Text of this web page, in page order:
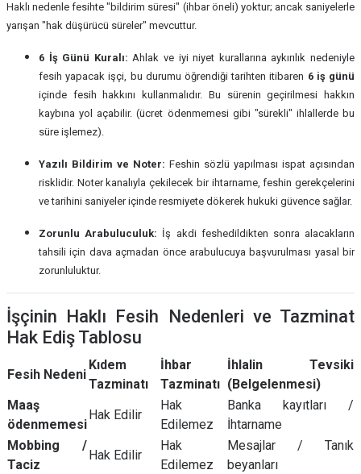
Haklı nedenle fesihte "bildirim süresi" (ihbar öneli) yoktur; ancak saniyelerle
yarışan "hak düşürücü süreler" mevcuttur.
6 İş Günü Kuralı: Ahlak ve iyi niyet kurallarına aykırılık nedeniyle
fesih yapacak işçi, bu durumu öğrendiği tarihten itibaren 6 iş günü
içinde fesih hakkını kullanmalıdır. Bu sürenin geçirilmesi hakkın
kaybına yol açabilir. (ücret ödenmemesi gibi "sürekli" ihlallerde bu
süre işlemez).
Yazılı Bildirim ve Noter: Feshin sözlü yapılması ispat açısından
risklidir. Noter kanalıyla çekilecek bir ihtarname, feshin gerekçelerini
ve tarihini saniyeler içinde resmiyete dökerek hukuki güvence sağlar.
Zorunlu Arabuluculuk: İş akdi feshedildikten sonra alacakların
tahsili için dava açmadan önce arabulucuya başvurulması yasal bir
zorunluluktur.
İşçinin Haklı Fesih Nedenleri ve Tazminat
Hak Ediş Tablosu
Fesih Nedeni
Kıdem
Tazminatı
İhbar
Tazminatı
İhlalin Tevsiki
(Belgelenmesi)
Maaş
ödenmemesi
Hak Edilir
Hak
Edilemez
Banka kayıtları /
İhtarname
Mobbing /
Taciz
Hak Edilir
Hak
Edilemez
Mesajlar / Tanık
beyanları